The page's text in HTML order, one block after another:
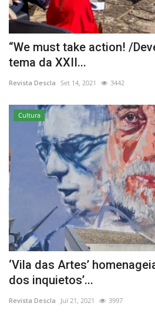
Ambiente
“We must take action! /
tema da XXII...
Revista Descla Set 14, 2021 3442
Cultura
‘Vila das Artes’
dos inquietos’...
Revista Descla Jul 21, 2021 3997